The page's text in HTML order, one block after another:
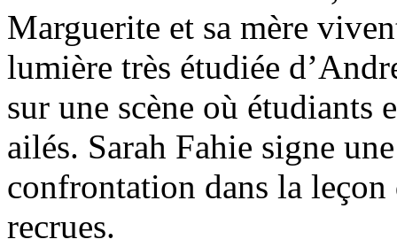
Marguerite et sa mère
lumière très étudiée
sur une scène où étudiants
ailés. Sarah Fahie signe
confrontation dans la leçon
recrues.